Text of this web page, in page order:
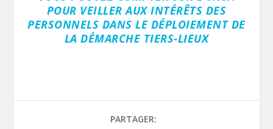
POUR VEILLER AUX INTÉRÊTS DES
PERSONNELS DANS LE DÉPLOIEMENT DE
LA DÉMARCHE TIERS-LIEUX
PARTAGER: